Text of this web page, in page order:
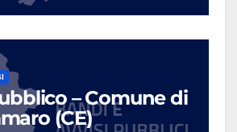
– Comune di
(CE)